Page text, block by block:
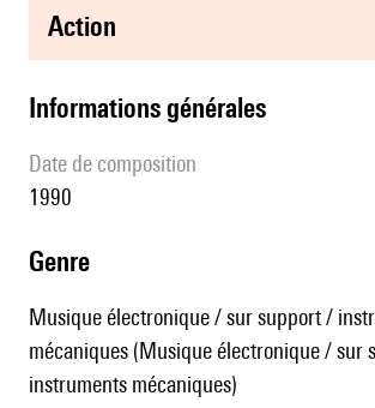
action
informations générales
date de composition
1990
genre
Musique électronique / sur support /
mécaniques (Musique électronique / sur
instruments mécaniques)